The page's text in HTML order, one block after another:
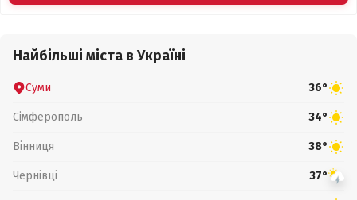
Найбільші міста в Україні
Суми 36°
Сімферополь 34°
Вінниця 38°
Чернівці 37°